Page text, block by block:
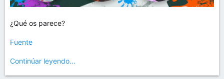
¿Qué os parece?
Fuente
Continúar leyendo...